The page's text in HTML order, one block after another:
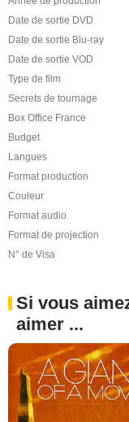
Date de sortie DVD
Date de sortie Blu-ray
Date de sortie VOD
Type de film
Secrets de tournage
Box Office France
Budget
Langues
Format production
Couleur
Format audio
Format de projection
N° de Visa
Si vous
aimer ...